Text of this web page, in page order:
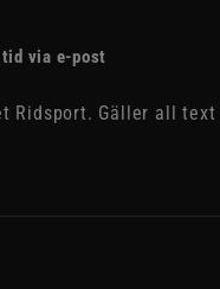
via e-post
Ridsport. Gäller all text